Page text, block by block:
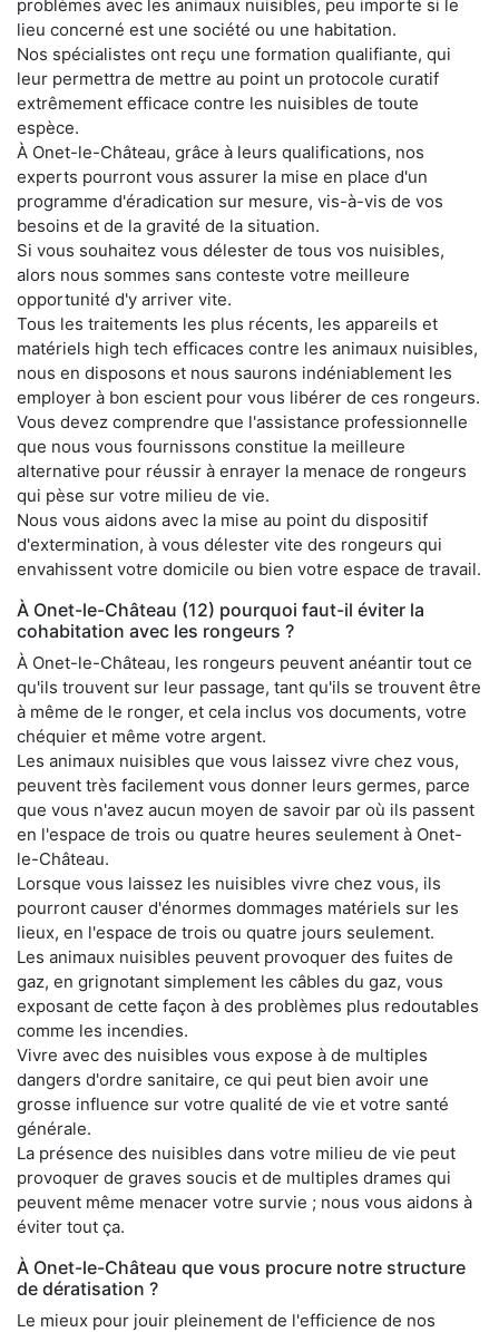
problèmes avec les animaux nuisibles, peu importe si le
lieu concerné est une société ou une habitation.
Nos spécialistes ont reçu une formation qualifiante, qui
leur permettra de mettre au point un protocole curatif
extrêmement efficace contre les nuisibles de toute
espèce.
À Onet-le-Château, grâce à leurs qualifications, nos
experts pourront vous assurer la mise en place d'un
programme d'éradication sur mesure, vis-à-vis de vos
besoins et de la gravité de la situation.
Si vous souhaitez vous délester de tous vos nuisibles,
alors nous sommes sans conteste votre meilleure
opportunité d'y arriver vite.
Tous les traitements les plus récents, les appareils et
matériels high tech efficaces contre les animaux nuisibles,
nous en disposons et nous saurons indéniablement les
employer à bon escient pour vous libérer de ces rongeurs.
Vous devez comprendre que l'assistance professionnelle
que nous vous fournissons constitue la meilleure
alternative pour réussir à enrayer la menace de rongeurs
qui pèse sur votre milieu de vie.
Nous vous aidons avec la mise au point du dispositif
d'extermination, à vous délester vite des rongeurs qui
envahissent votre domicile ou bien votre espace de travail.
À Onet-le-Château (12) pourquoi faut-il éviter la
cohabitation avec les rongeurs ?
À Onet-le-Château, les rongeurs peuvent anéantir tout ce
qu'ils trouvent sur leur passage, tant qu'ils se trouvent être
à même de le ronger, et cela inclus vos documents, votre
chéquier et même votre argent.
Les animaux nuisibles que vous laissez vivre chez vous,
peuvent très facilement vous donner leurs germes, parce
que vous n'avez aucun moyen de savoir par où ils passent
en l'espace de trois ou quatre heures seulement à Onet-
le-Château.
Lorsque vous laissez les nuisibles vivre chez vous, ils
pourront causer d'énormes dommages matériels sur les
lieux, en l'espace de trois ou quatre jours seulement.
Les animaux nuisibles peuvent provoquer des fuites de
gaz, en grignotant simplement les câbles du gaz, vous
exposant de cette façon à des problèmes plus redoutables
comme les incendies.
Vivre avec des nuisibles vous expose à de multiples
dangers d'ordre sanitaire, ce qui peut bien avoir une
grosse influence sur votre qualité de vie et votre santé
générale.
La présence des nuisibles dans votre milieu de vie peut
provoquer de graves soucis et de multiples drames qui
peuvent même menacer votre survie ; nous vous aidons à
éviter tout ça.
À Onet-le-Château que vous procure notre structure
de dératisation ?
Le mieux pour jouir pleinement de l'efficience de nos